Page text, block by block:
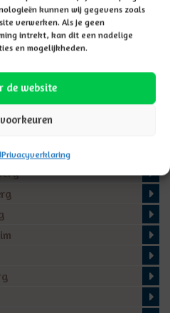
kunnen wij gegevens zoals
verwerken. Als je geen
intrekt, kan dit een nadelige
en mogelijkheden.
de website
Privacyverklaring